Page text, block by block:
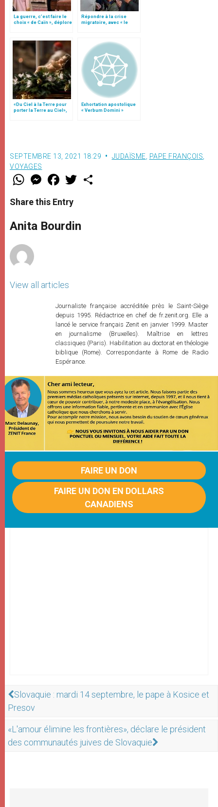
La guerre, c’est faire le
choix « de Caïn », déplore
Répondre à la crise
migratoire, avec « le
«Du Ciel à la Terre pour
porter la Terre au Ciel»,
Exhortation apostolique
« Verbum Domini »
SEPTEMBRE 13, 2021 18:29 JUDAÏSME PAPE FRANÇOIS
VOYAGES
W
t
s
p
p
M
e
s
e
g
e
F
a
e
b
o
k
w
r
Share this Entry
Anita Bourdin
View all articles
Journaliste française accréditée près le Saint-Siège
depuis 1995. Rédactrice en chef de fr.zenit.org. Elle a
lancé le service français Zenit en janvier 1999. Master
en journalisme (Bruxelles). Maîtrise en lettres
classiques (Paris). Habilitation au doctorat en théologie
biblique (Rome). Correspondante à Rome de Radio
Espérance.
FAIRE UN DON
FAIRE UN DON EN DOLLARS
CANADIENS
Slovaquie : mardi 14 septembre, le pape à Kosice et
Presov
«L'amour élimine les frontières», déclare le président
des communautés juives de Slovaquie